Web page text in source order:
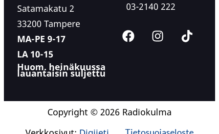
Satamakatu 2
33200 Tampere
MA-PE 9-17
LA 10-15
Huom. heinäkuussa
lauantaisin suljettu
03-2140 222
Copyright © 2026 Radiokulma